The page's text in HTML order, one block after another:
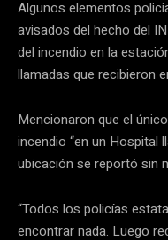
Algunos elementos
avisados del hecho del
del incendio en la
llamadas que recibieron
Mencionaron que el
incendio “en un Hospital
ubicación se reportó sin
“Todos los policías
encontrar nada. Luego